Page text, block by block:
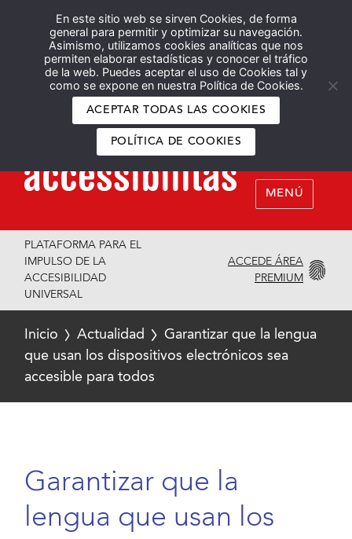
En este sitio web se sirven Cookies, de forma
general para permitir y optimizar su navegación.
Asimismo, utilizamos cookies analíticas que nos
permiten elaborar estadísticas y conocer el tráfico
de la web. Puedes aceptar el uso de Cookies tal y
como se expone en nuestra Política de Cookies.
ACEPTAR TODAS LAS COOKIES
POLÍTICA DE COOKIES
Español English
MENÚ
PLATAFORMA PARA EL
IMPULSO DE LA
ACCESIBILIDAD
UNIVERSAL
ACCEDE ÁREA
PREMIUM
Inicio Actualidad
Garantizar que la lengua
que usan los dispositivos electrónicos sea
accesible para todos
Garantizar que la
lengua que usan los